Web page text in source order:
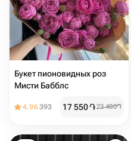
Букет пионовидных роз
Мисти Бабблс
4.96393 17 550֏23 400֏